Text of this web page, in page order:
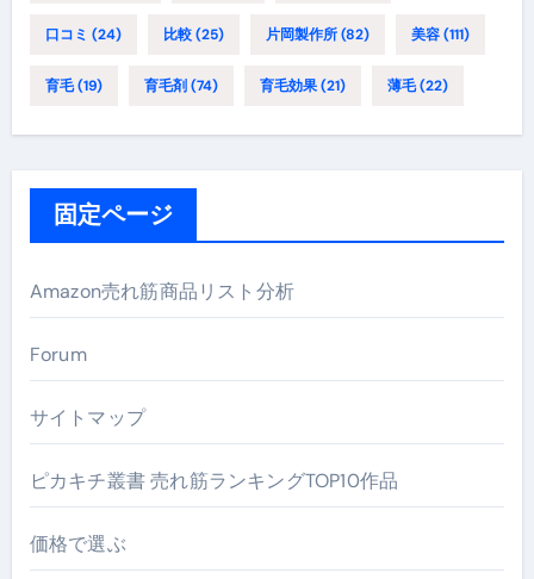
口コミ (24) 比較(25) 片岡製作所(82) 美容(111)
育毛(19) 育毛剤 (74) 育毛効果(21) 薄毛(22)
固定ページ
Amazon売れ筋商品リスト分析
Forum
サイトマップ
ピカキチ叢書 売れ筋ランキングTOP10作品
価格で選ぶ